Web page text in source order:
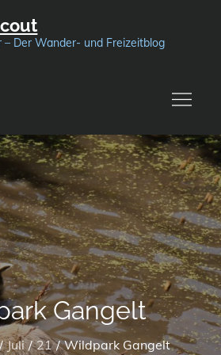
– Der Wander- und Freizeitblog
Gangelt
Juli 21 Wildpark Gangelt